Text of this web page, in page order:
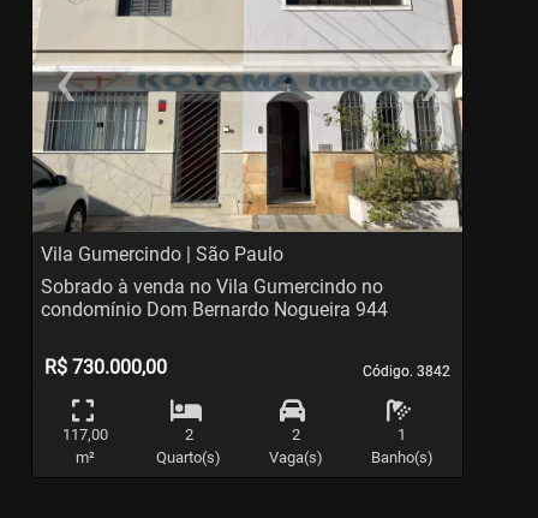
‹
Previous
›
Vila Gumercindo | São Paulo
Código. 3842
Código. 3842
Sobrado à venda no Vila Gumercindo no
condomínio Dom Bernardo Nogueira 944
R$ 730.000,00
117,00
m²
2
Quarto(s)
2
Vaga(s)
1
Banho(s)